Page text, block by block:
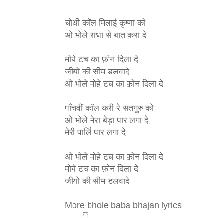
चोथी कॉल मिलाई कृष्णा को
ओ भोले राधा से बात करा दे
मोये टच का फ़ोन दिला दे
जीयो की सीम डलवादे
ओ भोले मोहे टच का फ़ोन दिला दे
पाँचवीं कॉल करी रे सतगुरु को
ओ भोले मेरा बेड़ा पार लगा दे
मेरी पार्लि पार लगा दे
ओ भोले मोहे टच का फ़ोन दिला दे
मोये टच का फ़ोन दिला दे
जीयो की सीम डलवादे
More bhole baba bhajan lyrics